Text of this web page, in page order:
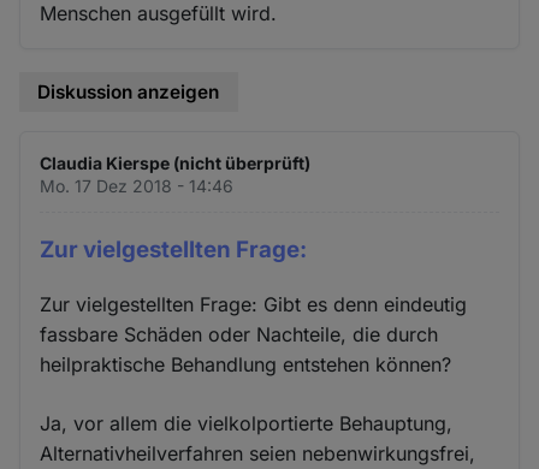
Menschen ausgefüllt wird.
Diskussion anzeigen
Claudia Kierspe (nicht überprüft)
Mo. 17 Dez 2018 - 14:46
Zur vielgestellten Frage:
Zur vielgestellten Frage: Gibt es denn eindeutig
fassbare Schäden oder Nachteile, die durch
heilpraktische Behandlung entstehen können?
Ja, vor allem die vielkolportierte Behauptung,
Alternativheilverfahren seien nebenwirkungsfrei,